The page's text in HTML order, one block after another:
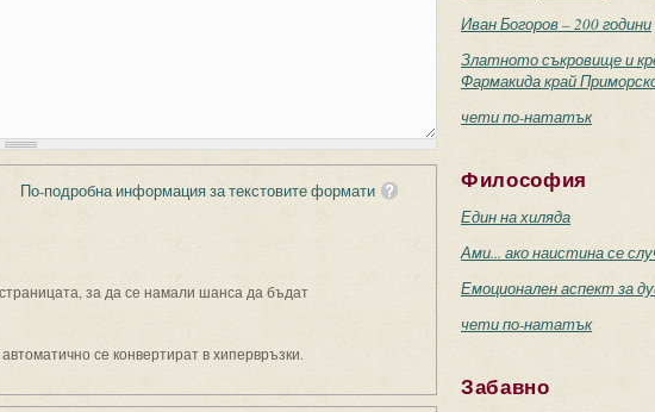
По-подробна информация за текстовите формати
за да се намали шанса да бъдат
се конвертират в хипервръзки.
Иван Богоров – 200 години
Златното съкровище и
Фармакида край
чети по-нататък
Философия
Един на хиляда
Ами... ако наистина се
Емоционален аспект за
чети по-нататък
Забавно